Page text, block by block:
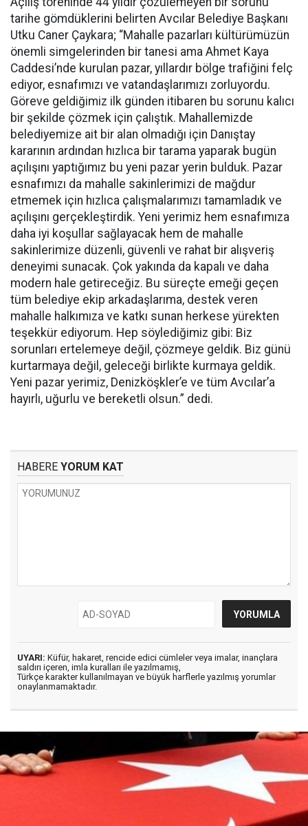
tarihe gömdüklerini belirten Avcılar Belediye Başkanı
Utku Caner Çaykara; “Mahalle pazarları kültürümüzün
önemli simgelerinden bir tanesi ama Ahmet Kaya
Caddesi’nde kurulan pazar, yıllardır bölge trafiğini felç
ediyor, esnafımızı ve vatandaşlarımızı zorluyordu.
Göreve geldiğimiz ilk günden itibaren bu sorunu kalıcı
bir şekilde çözmek için çalıştık. Mahallemizde
belediyemize ait bir alan olmadığı için Danıştay
kararının ardından hızlıca bir tarama yaparak bugün
açılışını yaptığımız bu yeni pazar yerin bulduk. Pazar
esnafımızı da mahalle sakinlerimizi de mağdur
etmemek için hızlıca çalışmalarımızı tamamladık ve
açılışını gerçekleştirdik. Yeni yerimiz hem esnafımıza
daha iyi koşullar sağlayacak hem de mahalle
sakinlerimize düzenli, güvenli ve rahat bir alışveriş
deneyimi sunacak. Çok yakında da kapalı ve daha
modern hale getireceğiz. Bu süreçte emeği geçen
tüm belediye ekip arkadaşlarıma, destek veren
mahalle halkımıza ve katkı sunan herkese yürekten
teşekkür ediyorum. Hep söylediğimiz gibi: Biz
sorunları ertelemeye değil, çözmeye geldik. Biz günü
kurtarmaya değil, geleceği birlikte kurmaya geldik.
Yeni pazar yerimiz, Denizköşkler’e ve tüm Avcılar’a
hayırlı, uğurlu ve bereketli olsun.” dedi.
HABERE YORUM KAT
UYARI: Küfür, hakaret, rencide edici cümleler veya imalar, inançlara
saldırı içeren, imla kuralları ile yazılmamış,
Türkçe karakter kullanılmayan ve büyük harflerle yazılmış yorumlar
onaylanmamaktadır.